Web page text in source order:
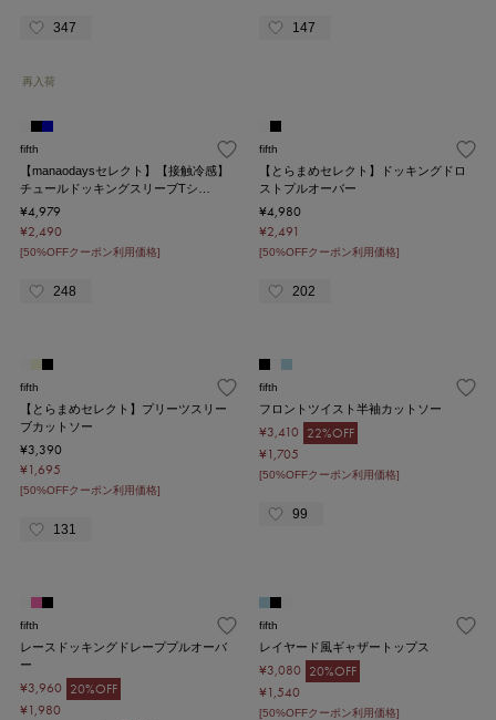
347 147
再入荷
fifth
【manaodaysセレクト】【接触冷感】
チュールドッキングスリーブTシ…
¥4,979
¥2,490
[50%OFFクーポン利用価格]
248
fifth
【とらまめセレクト】ドッキングドロ
ストプルオーバー
¥4,980
¥2,491
[50%OFFクーポン利用価格]
202
fifth
【とらまめセレクト】プリーツスリー
ブカットソー
¥3,390
¥1,695
[50%OFFクーポン利用価格]
131
fifth
フロントツイスト半袖カットソー
¥3,410 22%OFF
¥1,705
[50%OFFクーポン利用価格]
99
fifth
レースドッキングドレーププルオーバ
ー
¥3,960 20%OFF
¥1,980
fifth
レイヤード風ギャザートップス
¥3,080 20%OFF
¥1,540
[50%OFFクーポン利用価格]